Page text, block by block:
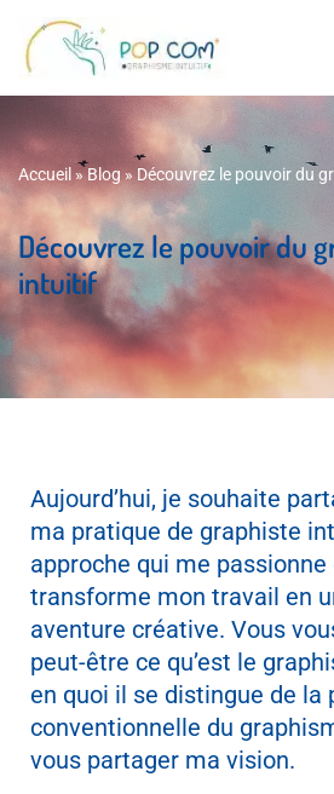
Aller
au
contenu
Accueil»Blog» Découvrez le pouvoir du
Découvrez le pouvoir du
intuitif
Aujourd’hui, je souhaite
ma pratique de graphiste
approche qui me passionne
transforme mon travail en
aventure créative. Vous
peut-être ce qu’est le
en quoi il se distingue de la
conventionnelle du
vous partager ma vision.